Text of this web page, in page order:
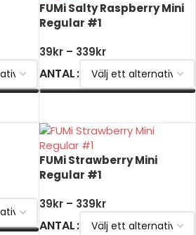
FUMi Salty Raspberry Mini
Regular #1
39kr – 339kr
ANTAL
FUMi Strawberry Mini
Regular #1
39kr – 339kr
ANTAL